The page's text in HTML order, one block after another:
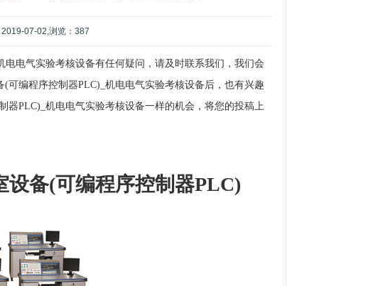
07-02,浏览： 387
电气实验考核设备有任何疑问，请及时联系我们，我们会
编程序控制器PLC)_机电电气实验考核设备后，也有兴趣
PLC)_机电电气实验考核设备一样的机会，将您的投稿上
设备(可编程序控制器PLC)